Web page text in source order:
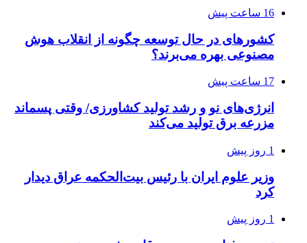
16 ساعت پیش
کشورهای در حال توسعه چگونه از انقلاب هوش
مصنوعی بهره می‌برند؟
17 ساعت پیش
انرژی‌های نو و رشد تولید کشاورزی/ وقتی پسماند
مزرعه‌ برق تولید می‌کند
1 روز پیش
وزیر علوم ایران با رئیس بیت‌الحکمه عراق دیدار
کرد
1 روز پیش